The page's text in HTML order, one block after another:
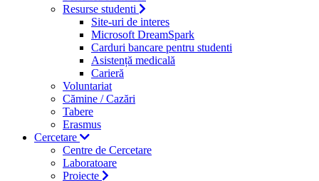
Resurse studenti
Site-uri de interes
Microsoft DreamSpark
Carduri bancare pentru studenti
Asistență medicală
Carieră
Voluntariat
Cămine / Cazări
Tabere
Erasmus
Cercetare
Centre de Cercetare
Laboratoare
Proiecte